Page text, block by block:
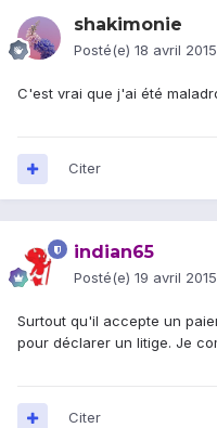
shakimonie
Posté(e) 18 avril 2015
C'est vrai que j'ai été
Citer
indian65
Posté(e) 19 avril 2015
Surtout qu'il accepte un
pour déclarer un litige. Je
Citer